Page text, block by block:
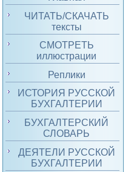
ЧИТАТЬ/СКАЧАТЬ
тексты
СМОТРЕТЬ
иллюстрации
Реплики
ИСТОРИЯ РУССКОЙ
БУХГАЛТЕРИИ
БУХГАЛТЕРСКИЙ
СЛОВАРЬ
ДЕЯТЕЛИ РУССКОЙ
БУХГАЛТЕРИИ